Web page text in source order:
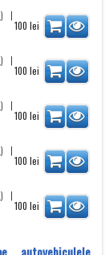
|
100 lei
|
100 lei
|
100 lei
|
100 lei
|
100 lei